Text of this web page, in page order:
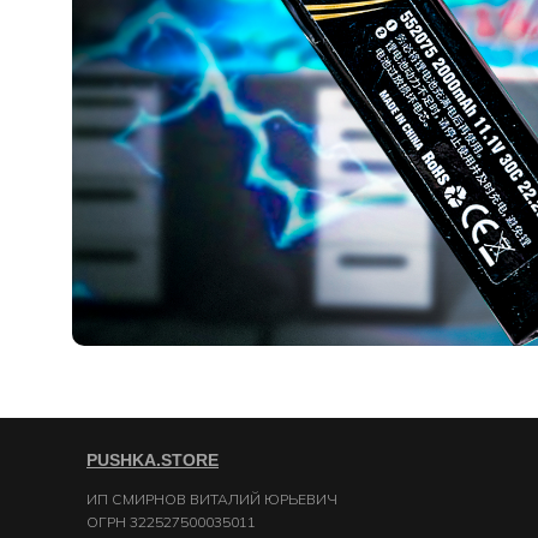
PUSHKA.STORE
ИП СМИРНОВ ВИТАЛИЙ ЮРЬЕВИЧ
ОГРН 322527500035011